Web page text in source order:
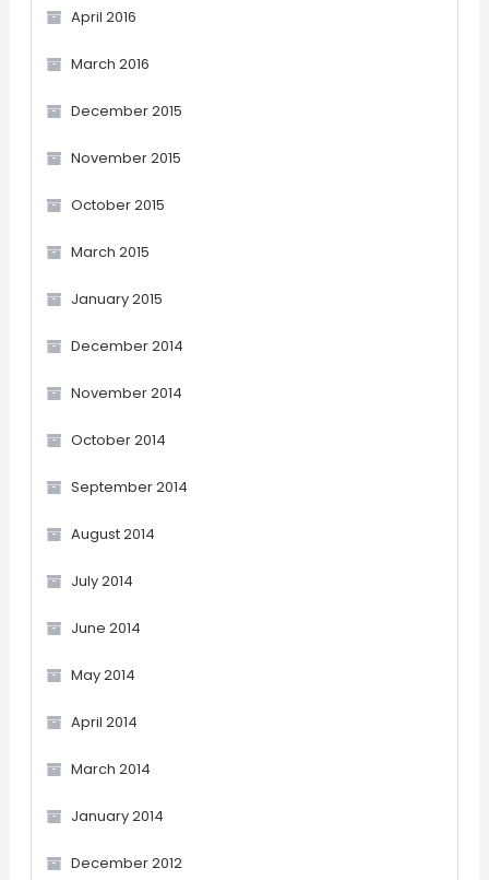
April 2016
March 2016
December 2015
November 2015
October 2015
March 2015
January 2015
December 2014
November 2014
October 2014
September 2014
August 2014
July 2014
June 2014
May 2014
April 2014
March 2014
January 2014
December 2012